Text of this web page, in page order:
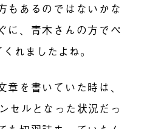
もあるのではないかな
に、青木さんの方でペ
れましたよね。
章を書いていた時は、
セルとなった状況だっ